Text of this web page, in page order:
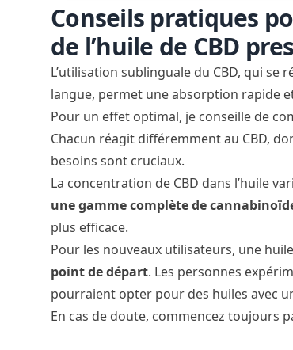
Conseils pratiques
de l’huile de CBD
L’utilisation sublinguale du CBD, qui se
langue, permet une absorption rapide
Pour un effet optimal, je conseille de
Chacun réagit différemment au CBD,
besoins sont cruciaux.
La concentration de CBD dans l’huile
une gamme complète de
plus efficace.
Pour les nouveaux utilisateurs, une
point de départ. Les personnes
pourraient opter pour des huiles avec
En cas de doute, commencez toujours